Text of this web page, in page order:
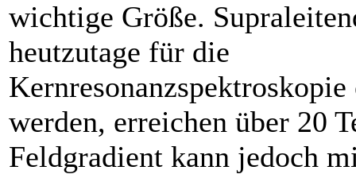
wichtige Größe.
heutzutage für die
werden, erreichen über 20
Feldgradient kann jedoch